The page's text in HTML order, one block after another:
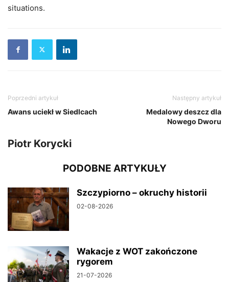
situations.
Poprzedni artykuł
Awans uciekł w Siedlcach
Następny artykuł
Medalowy deszcz dla
Nowego Dworu
Piotr Korycki
PODOBNE ARTYKUŁY
Szczypiorno – okruchy historii
02-08-2026
Wakacje z WOT zakończone
rygorem
21-07-2026